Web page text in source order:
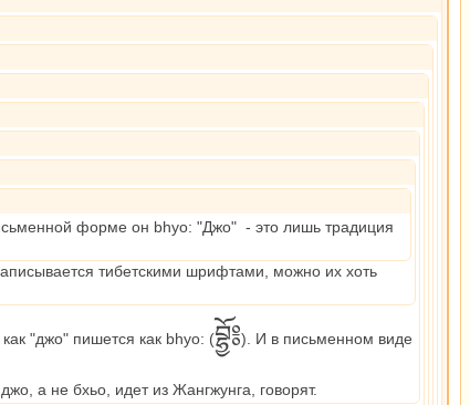
форме он bhyo: "Джо" - это лишь традиция
тибетскими шрифтами, можно их хоть
"джо" пишется как bhyo: (བྷྱོ༔). И в письменном виде
а не бхьо, идет из Жангжунга, говорят.